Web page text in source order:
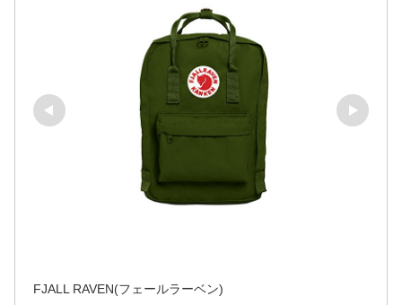
FJALL RAVEN(フェールラーベン)